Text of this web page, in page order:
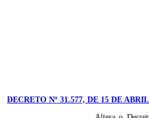
DECRETO Nº 31.577, DE 15 DE